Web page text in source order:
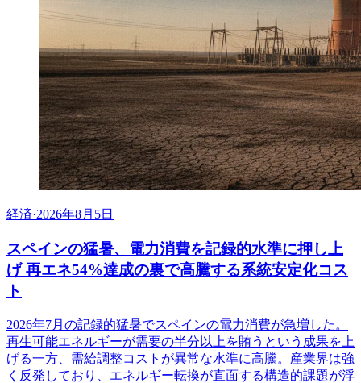
経済·2026年8月5日
スペインの猛暑、電力消費を記録的水準に押し上
げ 再エネ54%達成の裏で高騰する系統安定化コス
ト
2026年7月の記録的猛暑でスペインの電力消費が急増した。
再生可能エネルギーが需要の半分以上を賄うという成果を上
げる一方、需給調整コストが異常な水準に高騰。産業界は強
く反発しており、エネルギー転換が直面する構造的課題が浮